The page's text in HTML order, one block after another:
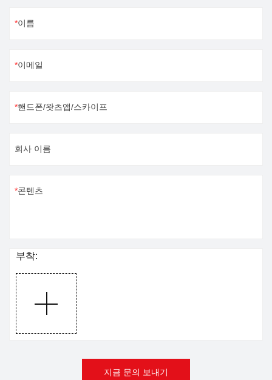
이름
이메일
핸드폰/왓츠앱/스카이프
회사 이름
콘텐츠
부착:
지금 문의 보내기